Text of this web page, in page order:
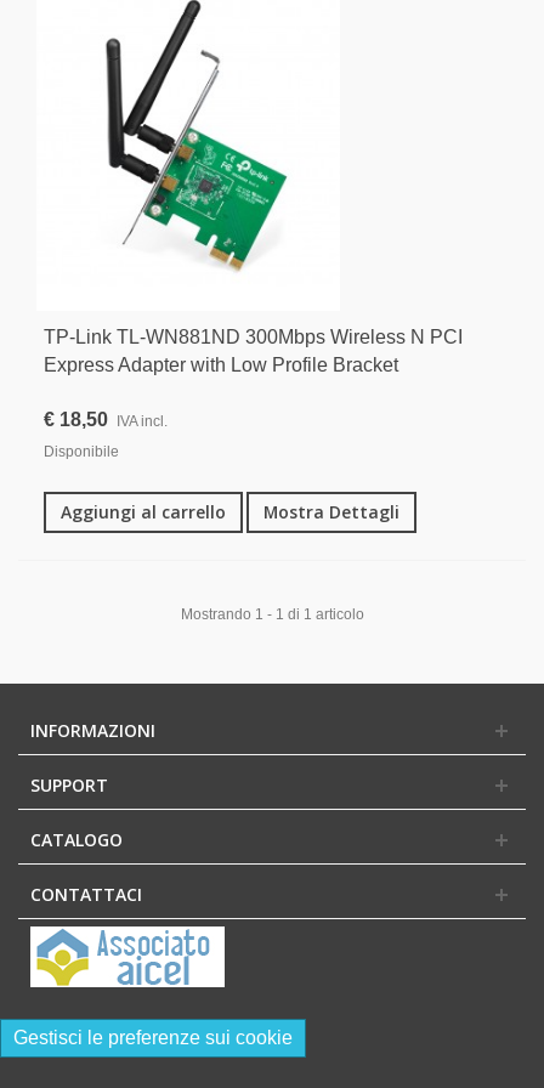
TP-Link TL-WN881ND 300Mbps Wireless N PCI
Express Adapter with Low Profile Bracket
€ 18,50
IVA incl.
Disponibile
Aggiungi al carrello Mostra Dettagli
Mostrando 1 - 1 di 1 articolo
INFORMAZIONI
SUPPORT
CATALOGO
CONTATTACI
Gestisci le preferenze sui cookie